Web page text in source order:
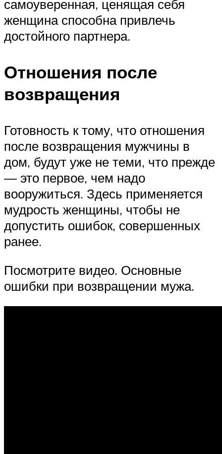
самоуверенная, ценящая себя
женщина способна привлечь
достойного партнера.
Отношения после
возвращения
Готовность к тому, что отношения
после возвращения мужчины в
дом, будут уже не теми, что прежде
— это первое, чем надо
вооружиться. Здесь применяется
мудрость женщины, чтобы не
допустить ошибок, совершенных
ранее.
Посмотрите видео. Основные
ошибки при возвращении мужа.